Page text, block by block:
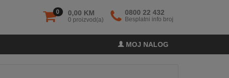
0 0,00 KM
0 proizvod(a)
0800 22 432
Besplatni info broj
MOJ NALOG